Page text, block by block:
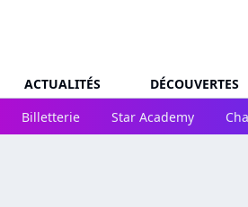
ACTUALITÉS DÉCOUVERTES
Billetterie
Star Academy